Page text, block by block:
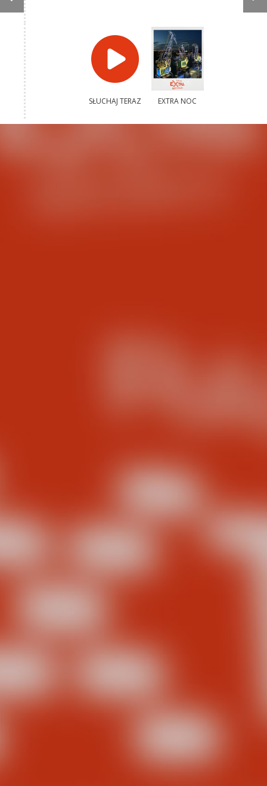
SŁUCHAJ TERAZ EXTRA NOC